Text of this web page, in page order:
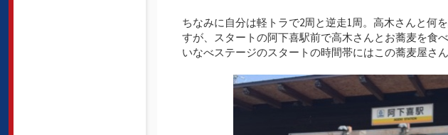
ちなみに自分は軽トラで2周と逆走1周。高木さんと何
すが、スタートの阿下喜駅前で高木さんとお蕎麦を食
いなべステージのスタートの時間帯にはこの蕎麦屋さ